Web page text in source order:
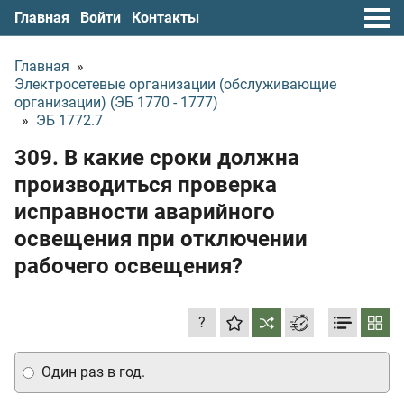
Главная Войти Контакты
Главная »
Электросетевые организации (обслуживающие
организации) (ЭБ 1770 - 1777)
» ЭБ 1772.7
309. В какие сроки должна
производиться проверка
исправности аварийного
освещения при отключении
рабочего освещения?
?
Один раз в год.